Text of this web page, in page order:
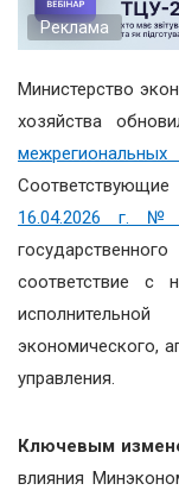
Реклама
Министерство
хозяйства
16.04.2026 г.
соответствие с
экономического,
управления.
Ключевым
влияния